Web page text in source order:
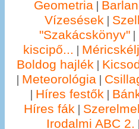
Geometria|
Vízesések |
"Szakácskönyv" |
kiscipő... |
Boldog hajlék |
| Meteorológia|
| Híres festők |
Híres fák |
Irodalmi ABC 2.